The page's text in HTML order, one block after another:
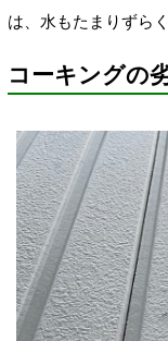
は、水もたまりずら
コーキングの